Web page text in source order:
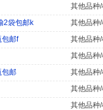
其他品种
2袋包邮k
其他品种
包邮f
其他品种
其他品种
包邮
其他品种
其他品种
其他品种